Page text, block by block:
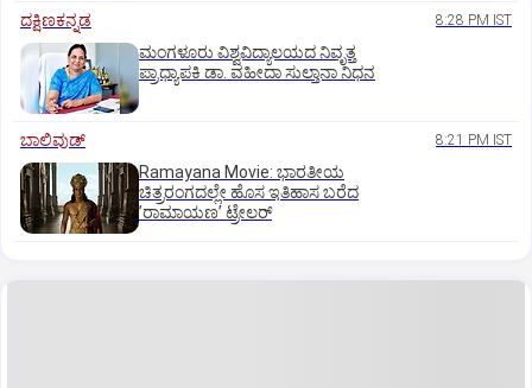
ದಕ್ಷಿಣಕನ್ನಡ 8:28 PM IST
ಮಂಗಳೂರು ವಿಶ್ವವಿದ್ಯಾಲಯದ ನಿವೃತ್ತ
ಪ್ರಾಧ್ಯಾಪಕಿ ಡಾ. ವಹೀದಾ ಸುಲ್ತಾನಾ ನಿಧನ
ಬಾಲಿವುಡ್‌ 8:21 PM IST
Ramayana Movie: ಭಾರತೀಯ
ಚಿತ್ರರಂಗದಲ್ಲೇ ಹೊಸ ಇತಿಹಾಸ ಬರೆದ
ʼರಾಮಾಯಣʼ ಟ್ರೇಲರ್